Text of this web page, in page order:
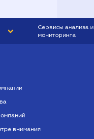
Сервисы анализа и
мониторинга
внимания